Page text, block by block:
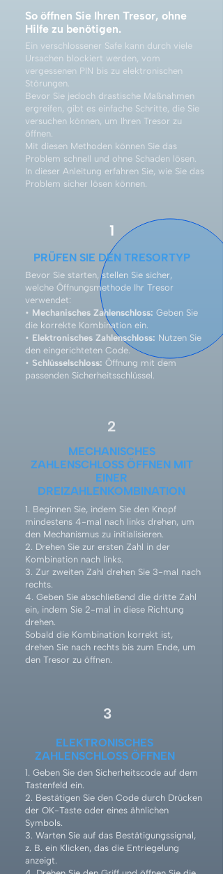
So öffnen Sie Ihren Tresor, ohne
Hilfe zu benötigen.
Ein verschlossener Safe kann durch viele
Ursachen blockiert werden, vom
vergessenen PIN bis zu elektronischen
Störungen.
Bevor Sie jedoch drastische Maßnahmen
ergreifen, gibt es einfache Schritte, die Sie
versuchen können, um Ihren Tresor zu
öffnen.
Mit diesen Methoden können Sie das
Problem schnell und ohne Schaden lösen.
In dieser Anleitung erfahren Sie, wie Sie das
Problem sicher lösen können.
1
PRÜFEN SIE DEN TRESORTYP
Bevor Sie starten, stellen Sie sicher,
welche Öffnungsmethode Ihr Tresor
verwendet:
• Mechanisches Zahlenschloss: Geben Sie
die korrekte Kombination ein.
• Elektronisches Zahlenschloss: Nutzen Sie
den eingerichteten Code.
• Schlüsselschloss: Öffnung mit dem
passenden Sicherheitsschlüssel.
2
MECHANISCHES
ZAHLENSCHLOSS ÖFFNEN MIT
EINER
DREIZAHLENKOMBINATION
1. Beginnen Sie, indem Sie den Knopf
mindestens 4-mal nach links drehen, um
den Mechanismus zu initialisieren.
2. Drehen Sie zur ersten Zahl in der
Kombination nach links.
3. Zur zweiten Zahl drehen Sie 3-mal nach
rechts.
4. Geben Sie abschließend die dritte Zahl
ein, indem Sie 2-mal in diese Richtung
drehen.
Sobald die Kombination korrekt ist,
drehen Sie nach rechts bis zum Ende, um
den Tresor zu öffnen.
3
ELEKTRONISCHES
ZAHLENSCHLOSS ÖFFNEN
1. Geben Sie den Sicherheitscode auf dem
Tastenfeld ein.
2. Bestätigen Sie den Code durch Drücken
der OK-Taste oder eines ähnlichen
Symbols.
3. Warten Sie auf das Bestätigungssignal,
z. B. ein Klicken, das die Entriegelung
anzeigt.